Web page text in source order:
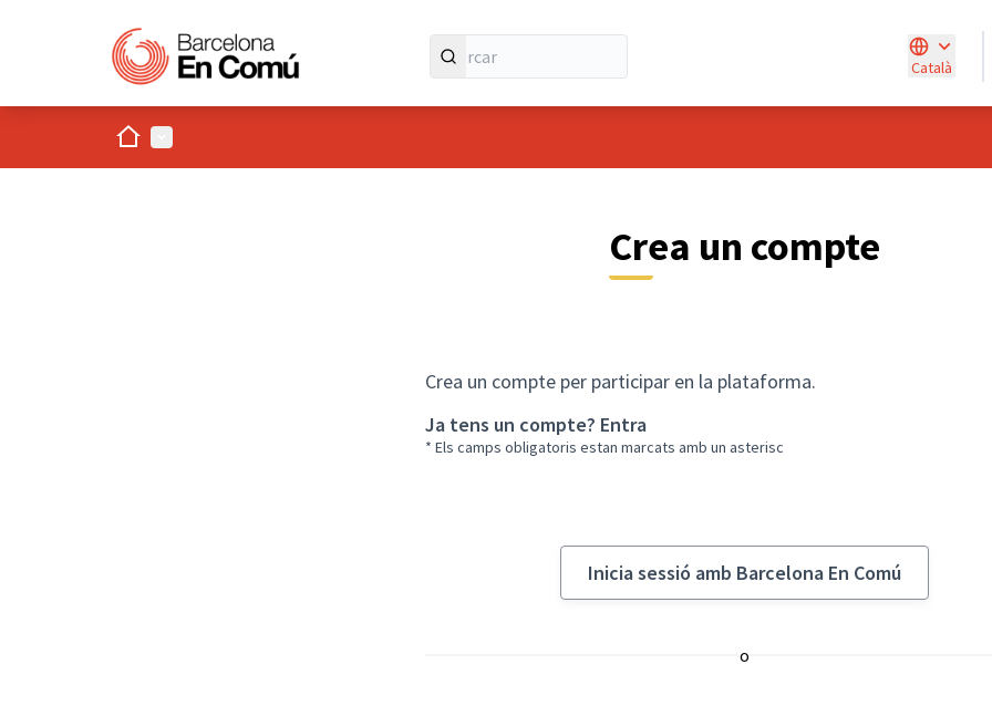
Català
Triar la
Inici Menú principal
Crea un compte
Crea un compte per participar en la plataforma.
Ja tens un compte? Entra
* Els camps obligatoris estan marcats amb un asterisc
Inicia sessió amb Barcelona En Comú
o